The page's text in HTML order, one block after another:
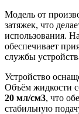
Модель от
затяжек, что
использования.
обеспечивает
службы
Устройство
Объём жидкости
20 мл/см3, что
стабильную